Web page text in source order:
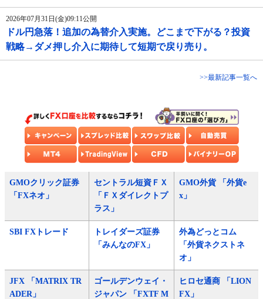
2026年07月31日(金)09:11公開
ドル円急落！追加の為替介入実施。どこまで下がる？投資
戦略→ダメ押し介入に期待して短期で戻り売り。
>>最新記事一覧へ
GMOクリック証券
「FXネオ」
セントラル短資ＦＸ
「ＦＸダイレクトプ
ラス」
GMO外貨 「外貨e
x」
SBI FXトレード
トレイダーズ証券
「みんなのFX」
外為どっとコム
「外貨ネクストネ
オ」
JFX 「MATRIX TR
ADER」
ゴールデンウェイ・
ジャパン 「FXTF M
ヒロセ通商 「LION
FX」